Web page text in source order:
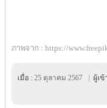
ภาพจาก : https://
เมื่อ : 25 ตุลาคม 2567 ผู้เข้